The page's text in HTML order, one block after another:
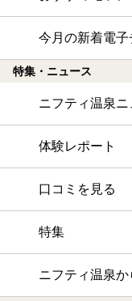
今月の新着電
特集・ニュース
ニフティ温泉ニ
体験レポート
口コミを見る
特集
ニフティ温泉